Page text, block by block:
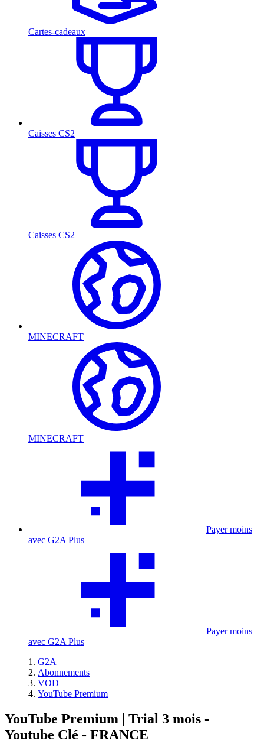
Cartes-cadeaux
Caisses CS2
Caisses CS2
MINECRAFT
MINECRAFT
Payer moins
avec G2A Plus
Payer moins
avec G2A Plus
G2A
Abonnements
VOD
YouTube Premium
YouTube Premium | Trial 3 mois -
Youtube Clé - FRANCE